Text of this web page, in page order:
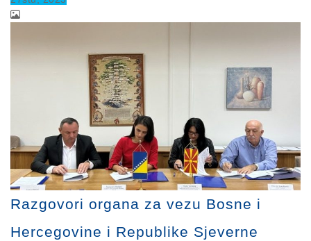
Razgovori organa za vezu Bosne i
Hercegovine i Republike Sjeverne